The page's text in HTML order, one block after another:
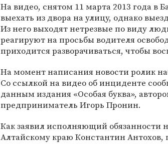
На видео, снятом 11 марта 2013 года в
выехать из двора на улицу, однако
Из него выходят нетрезвые по виду
реагируют на просьбы водителя
приходится разворачиваться, чтобы
На момент написания новости ролик
Со ссылкой на видео об инциденте
данным издания «Особая буква»,
предприниматель Игорь Пронин.
Как заявил исполняющий обязанности
Алтайскому краю Константин Антохов,